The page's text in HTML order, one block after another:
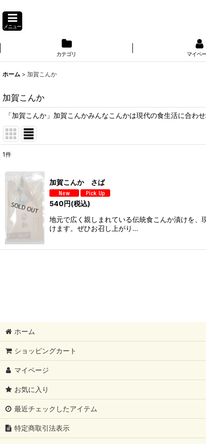
メニュー
カテゴリ マイペ
ホーム > 加賀こんか
加賀こんか
「加賀こんか」加賀こんかみんなこんかは現代の食生活に合わ
:
1件
加賀こんか さば
540 円(税込)
地元で広く親しまれている伝統食こんか漬けを
けます。ぜひお召し上がり…
ホーム
ショッピングカート
マイページ
お気に入り
最近チェックしたアイテム
特定商取引法表示